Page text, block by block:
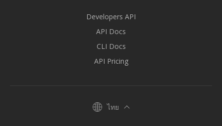
Developers API
API Docs
CLI Docs
API Pricing
ไทย